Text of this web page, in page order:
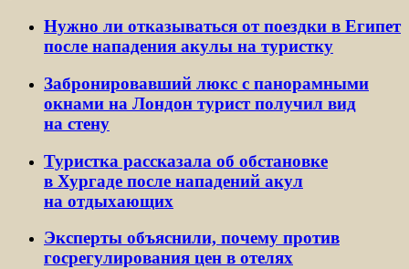
Нужно ли отказываться от поездки в Египет
после нападения акулы на туристку
Забронировавший люкс с панорамными
окнами на Лондон турист получил вид
на стену
Туристка рассказала об обстановке
в Хургаде после нападений акул
на отдыхающих
Эксперты объяснили, почему против
госрегулирования цен в отелях